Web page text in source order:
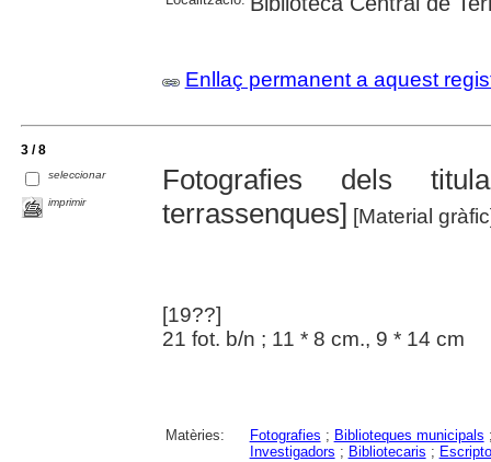
Enllaç permanent a aquest
3 / 8
seleccionar
imprimir
Fotografies dels
terrassenques] [Material
[19??]
21 fot. b/n ; 11 * 8 cm., 9 * 14 cm
Matèries: Fotografies ; Biblioteques municipals
Investigadors ; Bibliotecaris ;